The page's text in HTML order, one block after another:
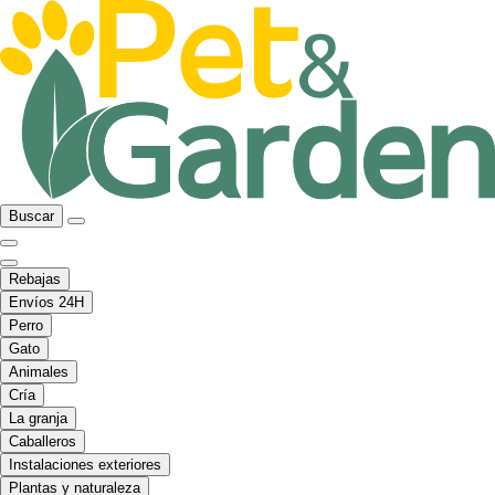
Buscar
Rebajas
Envíos 24H
Perro
Gato
Animales
Cría
La granja
Caballeros
Instalaciones exteriores
Plantas y naturaleza